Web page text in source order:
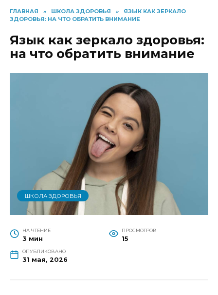
ГЛАВНАЯ » ШКОЛА ЗДОРОВЬЯ »
ЯЗЫК КАК ЗЕРКАЛО
ЗДОРОВЬЯ: НА ЧТО ОБРАТИТЬ ВНИМАНИЕ
Язык как зеркало здоровья:
на что обратить внимание
ШКОЛА ЗДОРОВЬЯ
НА ЧТЕНИЕ
3 мин
ПРОСМОТРОВ
15
ОПУБЛИКОВАНО
31 мая, 2026